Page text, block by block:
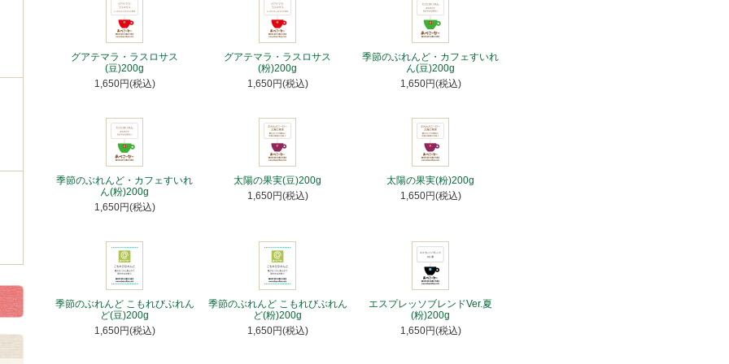
グアテマラ・ラスロサス
(豆)200g
1,650円(税込)
グアテマラ・ラスロサス
(粉)200g
1,650円(税込)
季節のぶれんど・カフェすいれ
ん(豆)200g
1,650円(税込)
季節のぶれんど・カフェすいれ
ん(粉)200g
1,650円(税込)
太陽の果実(豆)200g
1,650円(税込)
太陽の果実(粉)200g
1,650円(税込)
季節のぶれんど こもれびぶれん
ど(豆)200g
1,650円(税込)
季節のぶれんど こもれびぶれん
ど(粉)200g
1,650円(税込)
エスプレッソブレンドVer.夏
(粉)200g
1,650円(税込)